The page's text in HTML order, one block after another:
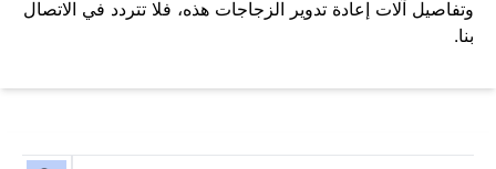
وتفاصيل آلات إعادة تدوير الزجاجات هذه، فلا تتردد في الاتصال
بنا.